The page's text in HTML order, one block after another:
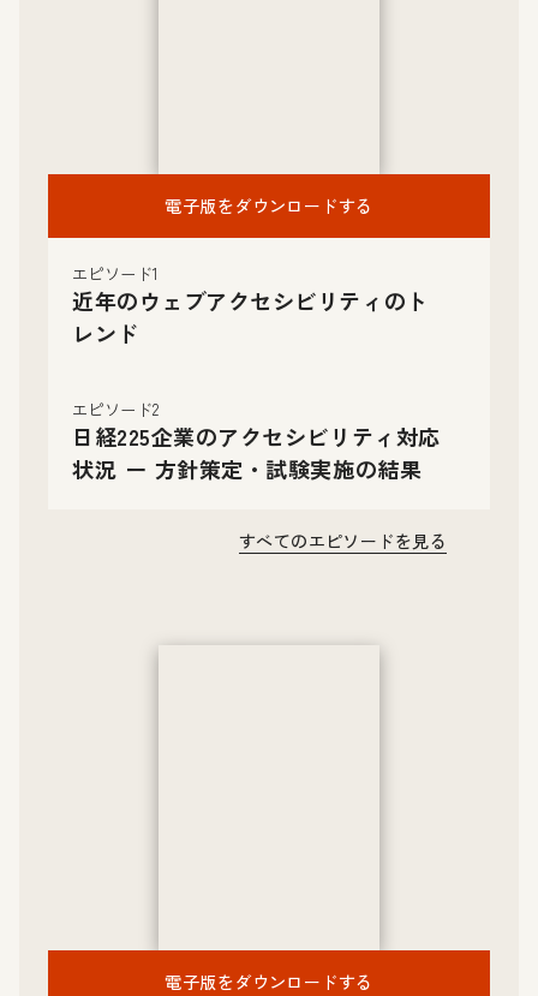
電子版をダウンロードする
エピソード1
近年のウェブアクセシビリティのト
レンド
エピソード2
日経225企業のアクセシビリティ対応
状況 ー 方針策定・試験実施の結果
すべてのエピソードを見る
電子版をダウンロードする